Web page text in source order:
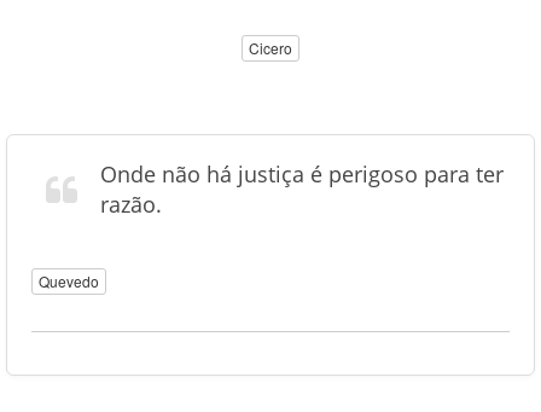
Cicero
Onde não há justiça é perigoso para ter
razão.
Quevedo